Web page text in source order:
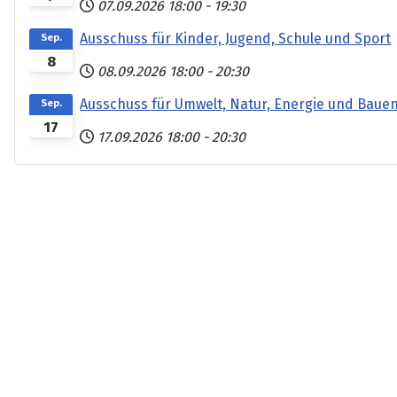
07.09.2026 18:00 - 19:30
8
Sep.
Ausschuss für Kinder, Jugend, Schule und Sport
08.09.2026 18:00 - 20:30
17
Sep.
Ausschuss für Umwelt, Natur, Energie und
17.09.2026 18:00 - 20:30